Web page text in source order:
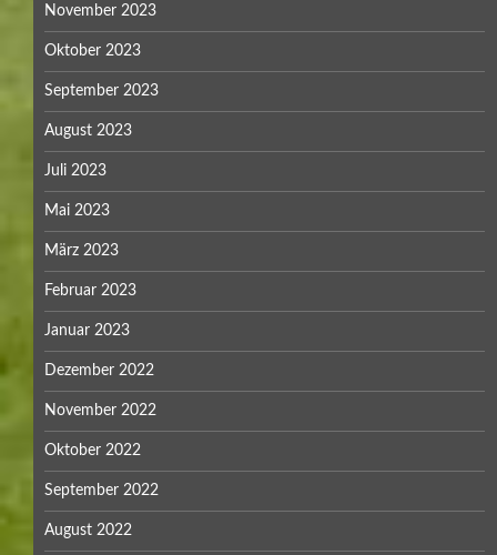
November 2023
Oktober 2023
September 2023
August 2023
Juli 2023
Mai 2023
März 2023
Februar 2023
Januar 2023
Dezember 2022
November 2022
Oktober 2022
September 2022
August 2022